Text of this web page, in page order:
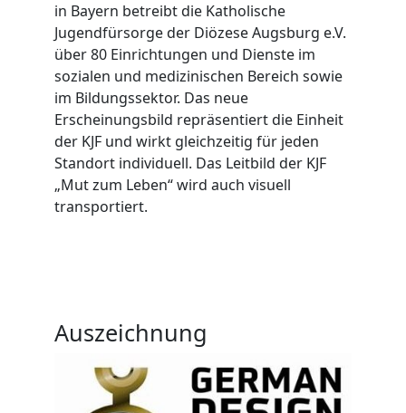
in Bayern betreibt die Katholische
Jugendfürsorge der Diözese Augsburg e.V.
über 80 Einrichtungen und Dienste im
sozialen und medizinischen Bereich sowie
im Bildungssektor. Das neue
Erscheinungsbild repräsentiert die Einheit
der KJF und wirkt gleichzeitig für jeden
Standort individuell. Das Leitbild der KJF
„Mut zum Leben“ wird auch visuell
transportiert.
Auszeichnung